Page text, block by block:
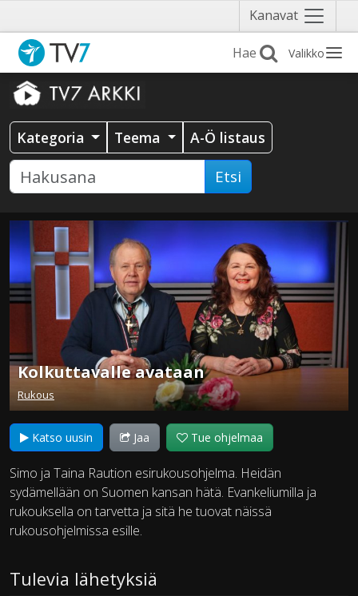
Kanavat Näytä
valikko
Valikko
Kategoria Teema A-Ö listaus
Etsi
Kolkuttavalle avataan
Rukous
Katso uusin Jaa Tue ohjelmaa
Simo ja Taina Raution esirukousohjelma. Heidän
sydämellään on Suomen kansan hätä. Evankeliumilla ja
rukouksella on tarvetta ja sitä he tuovat näissä
rukousohjelmissa esille.
Tulevia lähetyksiä